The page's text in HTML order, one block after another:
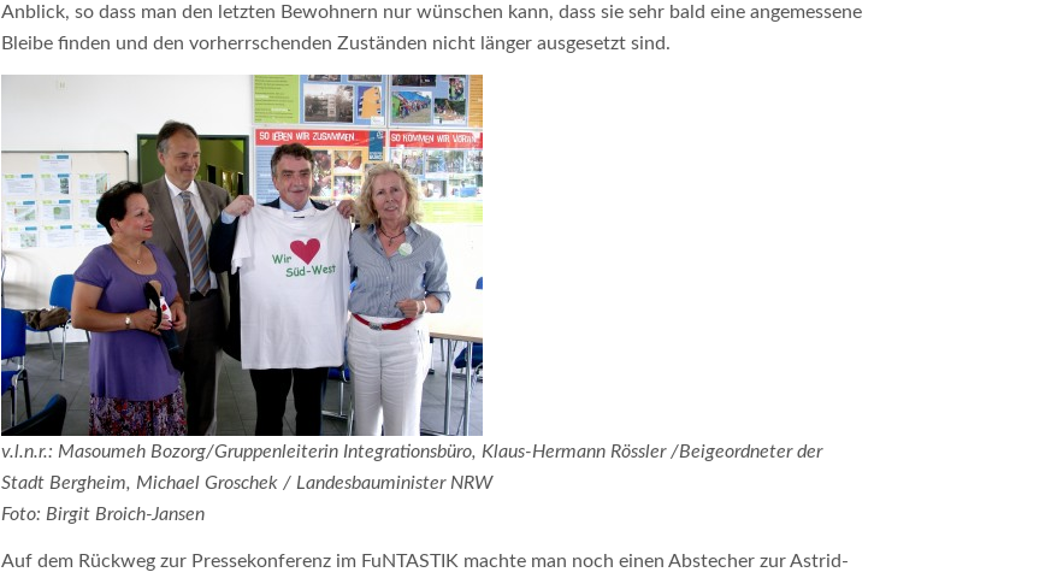
Anblick, so dass man den letzten Bewohnern nur wünschen kann, dass sie sehr bald eine angemessene
Bleibe finden und den vorherrschenden Zuständen nicht länger ausgesetzt sind.
v.l.n.r.: Masoumeh Bozorg/Gruppenleiterin Integrationsbüro, Klaus-Hermann Rössler /Beigeordneter der
Stadt Bergheim, Michael Groschek / Landesbauminister NRW
Foto: Birgit Broich-Jansen
Auf dem Rückweg zur Pressekonferenz im FuNTASTIK machte man noch einen Abstecher zur Astrid-